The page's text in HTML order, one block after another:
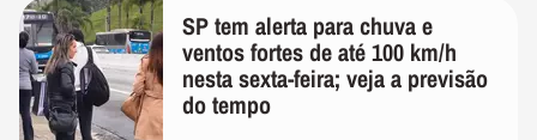
SP tem alerta para chuva e
ventos fortes de até 100 km/h
nesta sexta-feira; veja a previsão
do tempo